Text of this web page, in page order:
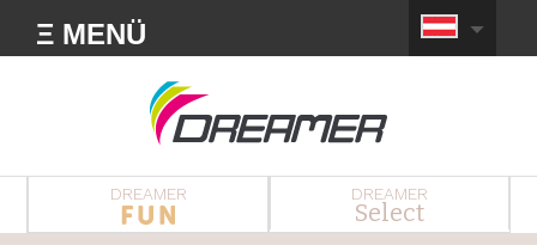
Ξ MENÜ
DREAMER DREAMER
Select